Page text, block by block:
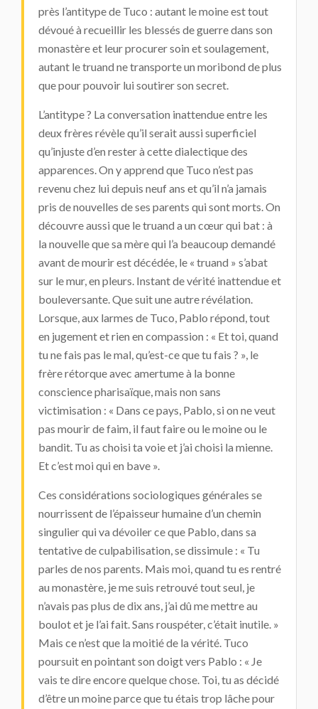
près l’antitype de Tuco : autant le moine est tout
dévoué à recueillir les blessés de guerre dans son
monastère et leur procurer soin et soulagement,
autant le truand ne transporte un moribond de plus
que pour pouvoir lui soutirer son secret.
L’antitype ? La conversation inattendue entre les
deux frères révèle qu’il serait aussi superficiel
qu’injuste d’en rester à cette dialectique des
apparences. On y apprend que Tuco n’est pas
revenu chez lui depuis neuf ans et qu’il n’a jamais
pris de nouvelles de ses parents qui sont morts. On
découvre aussi que le truand a un cœur qui bat : à
la nouvelle que sa mère qui l’a beaucoup demandé
avant de mourir est décédée, le « truand » s’abat
sur le mur, en pleurs. Instant de vérité inattendue et
bouleversante. Que suit une autre révélation.
Lorsque, aux larmes de Tuco, Pablo répond, tout
en jugement et rien en compassion : « Et toi, quand
tu ne fais pas le mal, qu’est-ce que tu fais ? », le
frère rétorque avec amertume à la bonne
conscience pharisaïque, mais non sans
victimisation : « Dans ce pays, Pablo, si on ne veut
pas mourir de faim, il faut faire ou le moine ou le
bandit. Tu as choisi ta voie et j’ai choisi la mienne.
Et c’est moi qui en bave ».
Ces considérations sociologiques générales se
nourrissent de l’épaisseur humaine d’un chemin
singulier qui va dévoiler ce que Pablo, dans sa
tentative de culpabilisation, se dissimule : « Tu
parles de nos parents. Mais moi, quand tu es rentré
au monastère, je me suis retrouvé tout seul, je
n’avais pas plus de dix ans, j’ai dû me mettre au
boulot et je l’ai fait. Sans rouspéter, c’était inutile. »
Mais ce n’est que la moitié de la vérité. Tuco
poursuit en pointant son doigt vers Pablo : « Je
vais te dire encore quelque chose. Toi, tu as décidé
d’être un moine parce que tu étais trop lâche pour